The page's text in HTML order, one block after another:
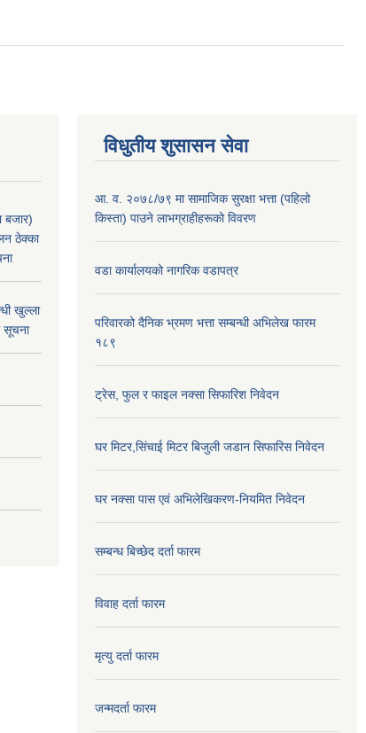
बजार)
ठेक्का
खुल्ला
सूचना
विधुतीय शुसासन सेवा
आ. व. २०७८/७९ मा सामाजिक सुरक्षा भत्ता (पहिलो
किस्ता) पाउने लाभग्राहीहरूको विवरण
वडा कार्यालयको नागरिक वडापत्र
परिवारको दैनिक भ्रमण भत्ता सम्बन्धी अभिलेख फारम
१८९
ट्रेस, फुल र फाइल नक्सा सिफारिश निवेदन
घर मिटर,सिंचाई मिटर बिजुली जडान सिफारिस निवेदन
घर नक्सा पास एवं अभिलेखिकरण-नियमित निवेदन
सम्बन्ध बिच्छेद दर्ता फारम
विवाह दर्ता फारम
मृत्यु दर्ता फारम
जन्मदर्ता फारम